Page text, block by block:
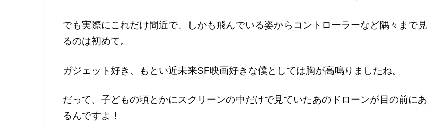
でも実際にこれだけ間近で、しかも飛んでいる姿からコントローラーなど隅々まで見
るのは初めて。
ガジェット好き、もとい近未来SF映画好きな僕としては胸が高鳴りましたね。
だって、子どもの頃とかにスクリーンの中だけで見ていたあのドローンが目の前にあ
るんですよ！